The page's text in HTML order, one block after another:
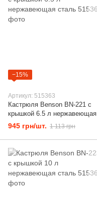
−15%
Артикул: 515363
Кастрюля Benson BN-221 с
крышкой 6.5 л нержавеющая
сталь
945 грн/шт. 1 113 грн